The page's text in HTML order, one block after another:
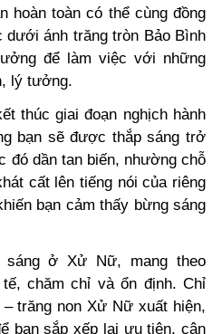
hoàn toàn có thể cùng đồng
dưới ánh trăng tròn Bảo Bình
để làm việc với những
lý tưởng.
thúc giai đoạn nghịch hành
bạn sẽ được thắp sáng trở
đó dần tan biến, nhường chỗ
cất lên tiếng nói của riêng
bạn cảm thấy bừng sáng
ở Xử Nữ, mang theo
chăm chỉ và ổn định. Chỉ
trăng non Xử Nữ xuất hiện,
bạn sắp xếp lại ưu tiên, cân